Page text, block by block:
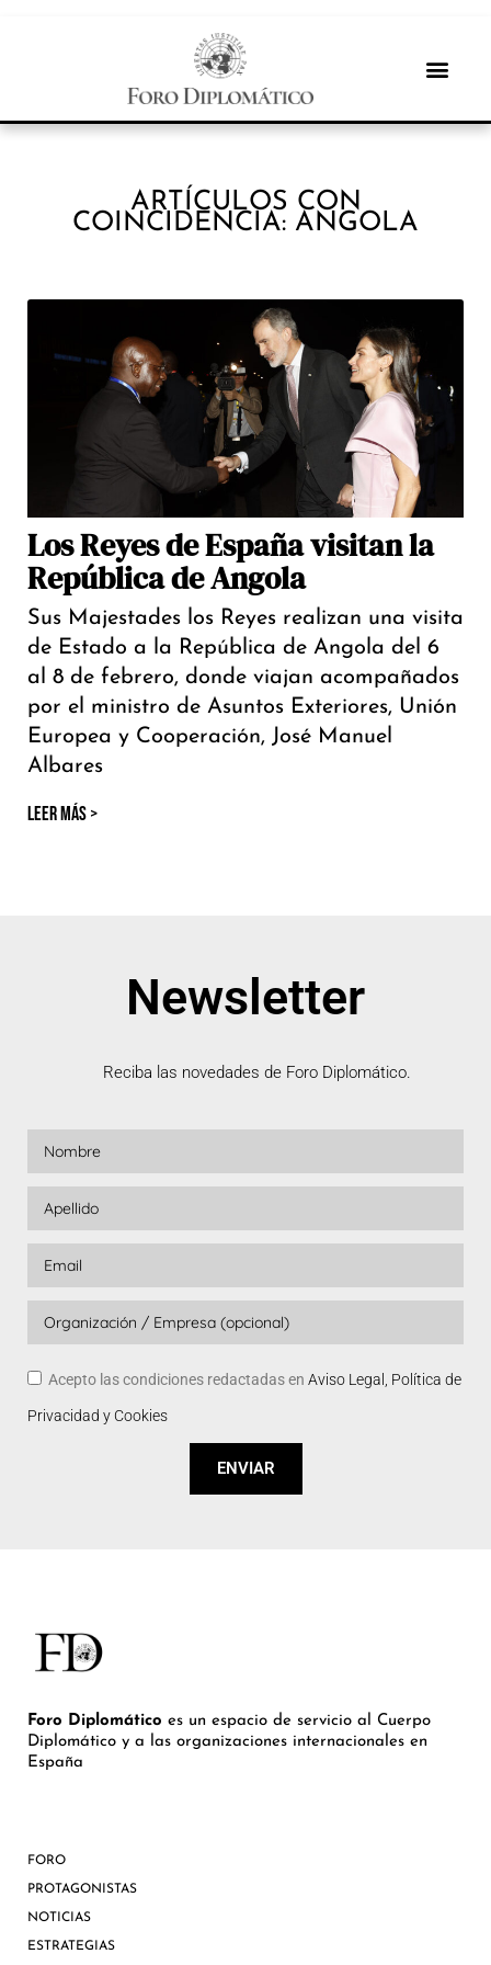
ARTÍCULOS CON
COINCIDENCIA: ANGOLA
Los Reyes de España visitan la
República de Angola
Sus Majestades los Reyes realizan una visita
de Estado a la República de Angola del 6
al 8 de febrero, donde viajan acompañados
por el ministro de Asuntos Exteriores, Unión
Europea y Cooperación, José Manuel
Albares
LEER MÁS >
Newsletter
Reciba las novedades de Foro Diplomático.
Acepto las condiciones redactadas en Aviso Legal, Política de
Privacidad y Cookies
ENVIAR
Foro Diplomático es un espacio de servicio al Cuerpo
Diplomático y a las organizaciones internacionales en
España
FORO
PROTAGONISTAS
NOTICIAS
ESTRATEGIAS